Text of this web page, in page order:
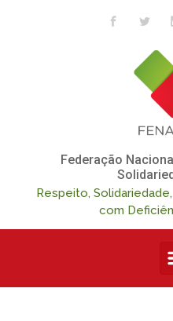
Skip to main content
Federação
Respeito,
com